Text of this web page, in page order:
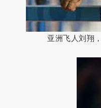
亚洲飞人刘翔